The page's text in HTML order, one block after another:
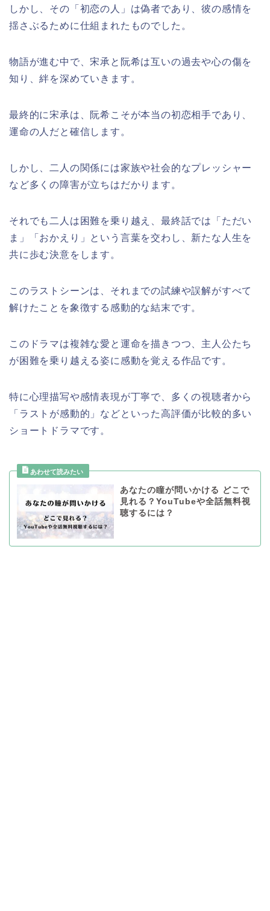
しかし、その「初恋の人」は偽者であり、彼の感情を
揺さぶるために仕組まれたものでした。
物語が進む中で、宋承と阮希は互いの過去や心の傷を
知り、絆を深めていきます。
最終的に宋承は、阮希こそが本当の初恋相手であり、
運命の人だと確信します。
しかし、二人の関係には家族や社会的なプレッシャー
など多くの障害が立ちはだかります。
それでも二人は困難を乗り越え、最終話では「ただい
ま」「おかえり」という言葉を交わし、新たな人生を
共に歩む決意をします。
このラストシーンは、それまでの試練や誤解がすべて
解けたことを象徴する感動的な結末です。
このドラマは複雑な愛と運命を描きつつ、主人公たち
が困難を乗り越える姿に感動を覚える作品です。
特に心理描写や感情表現が丁寧で、多くの視聴者から
「ラストが感動的」などといった高評価が比較的多い
ショートドラマです。
あなたの瞳が問いかける どこで
見れる？YouTubeや全話無料視
聴するには？